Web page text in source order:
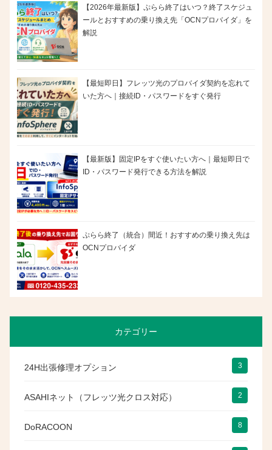
【2026年最新版】ぷらら終了はいつ？終了スケジュ
ールとおすすめの乗り換え先「OCNプロバイダ」を
解説
【最短即日】フレッツ光のプロバイダ契約を忘れて
いた方へ｜接続ID・パスワードをすぐ発行
【最新版】固定IPをすぐ使いたい方へ｜最短即日で
ID・パスワード発行できる方法を解説
ぷらら終了（統合）間近！おすすめの乗り換え先は
OCNプロバイダ
カテゴリー
24H出張修理オプション 3
ASAHIネット（フレッツ光クロス対応） 2
DoRACOON 8